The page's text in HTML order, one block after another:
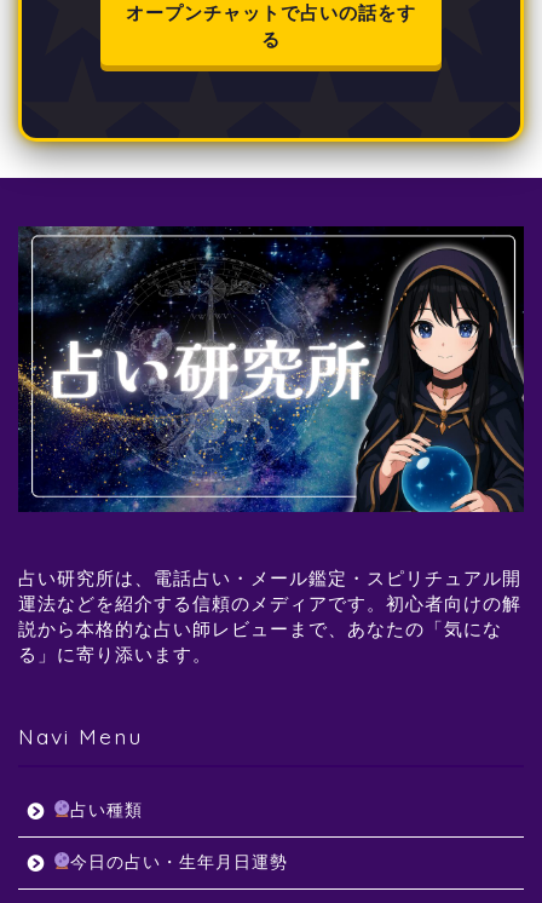
オープンチャットで占いの話をす
る
占い研究所は、電話占い・メール鑑定・スピリチュアル開
運法などを紹介する信頼のメディアです。初心者向けの解
説から本格的な占い師レビューまで、あなたの「気にな
る」に寄り添います。
Navi Menu
占い種類
今日の占い・生年月日運勢